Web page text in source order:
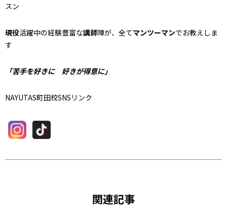
スン
現役活躍中の経験豊富な講師陣が、全てマンツーマンでお教えしま
す
「苦手を好きに 好きが得意に」
NAYUTAS町田校SNSリンク
関連記事